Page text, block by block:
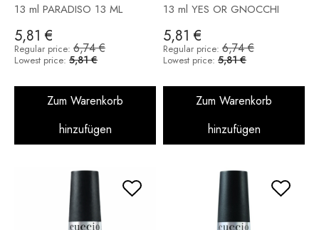
13 ml PARADISO 13 ML
5,81 €
Regular price: 6,74 €
Lowest price: 5,81 €
Zum Warenkorb
hinzufügen
13 ml YES OR GNOCCHI
5,81 €
Regular price: 6,74 €
Lowest price: 5,81 €
Zum Warenkorb
hinzufügen